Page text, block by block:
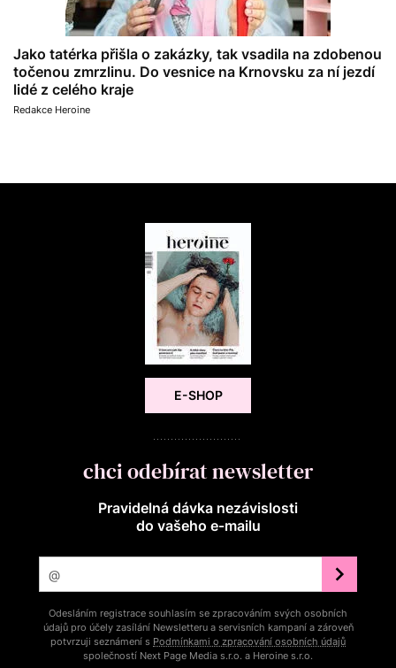
Jako tatérka přišla o zakázky, tak vsadila na zdobenou
točenou zmrzlinu. Do vesnice na Krnovsku za ní jezdí
lidé z celého kraje
Redakce Heroine
E-SHOP
chci odebírat newsletter
Pravidelná dávka nezávislosti
do vašeho e‑mailu
Odesláním registrace souhlasím se zpracováním svých osobních
údajů pro účely zasílání Newsletteru a servisních kampaní a zároveň
potvrzuji seznámení s Podmínkami o zpracování osobních údajů
společností Next Page Media s.r.o. a Heroine s.r.o.